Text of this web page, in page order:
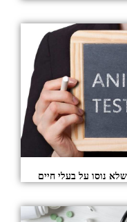
נוסו על בעלי חיים